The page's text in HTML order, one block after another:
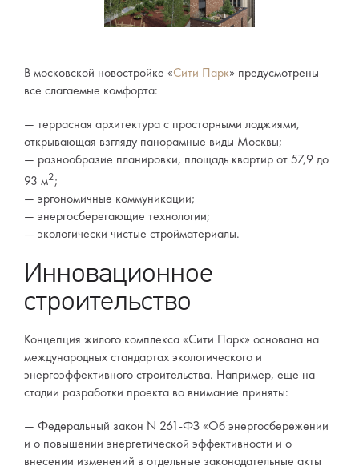
В московской новостройке «Сити Парк» предусмотрены
все слагаемые комфорта:
террасная архитектура с просторными лоджиями,
открывающая взгляду панорамные виды Москвы;
разнообразие планировки, площадь квартир от 57,9 до
93 м2;
эргономичные коммуникации;
энергосберегающие технологии;
экологически чистые стройматериалы.
Инновационное
строительство
Концепция жилого комплекса «Сити Парк» основана на
международных стандартах экологического и
энергоэффективного строительства. Например, еще на
стадии разработки проекта во внимание приняты:
Федеральный закон N 261-ФЗ «Об энергосбережении
и о повышении энергетической эффективности и о
внесении изменений в отдельные законодательные акты